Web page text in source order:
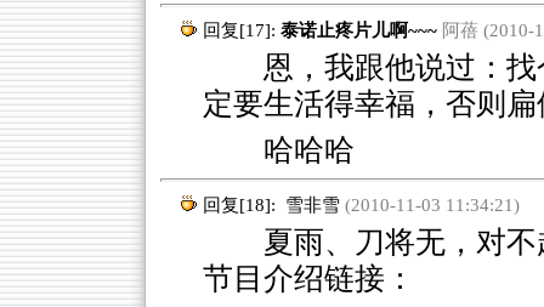
回复[17]: 泰诺止疼片儿啊~~~ 阿蓓 (2010-
恩，我跟他说过：找
定要生活得幸福，否则扁
哈哈哈
回复[18]: 雪非雪(2010-11-03 11:34:21)
夏雨、刀将无，对不
节目介绍链接：